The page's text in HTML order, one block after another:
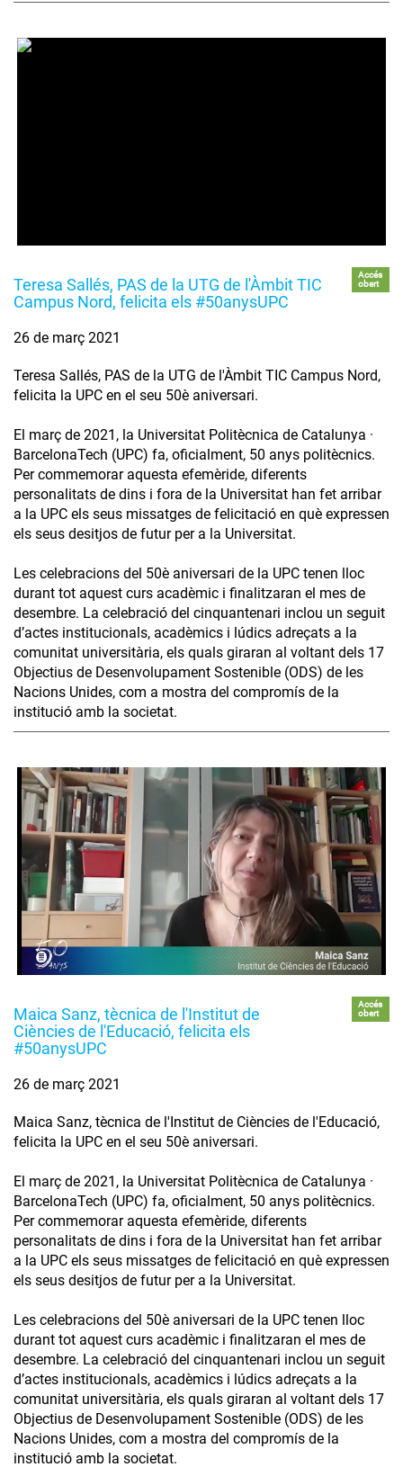
Teresa Sallés, PAS de la UTG de l'Àmbit TIC
Campus Nord, felicita els #50anysUPC
Accés
obert
26 de març 2021
Teresa Sallés, PAS de la UTG de l'Àmbit TIC Campus Nord,
felicita la UPC en el seu 50è aniversari.
El març de 2021, la Universitat Politècnica de Catalunya ·
BarcelonaTech (UPC) fa, oficialment, 50 anys politècnics.
Per commemorar aquesta efemèride, diferents
personalitats de dins i fora de la Universitat han fet arribar
a la UPC els seus missatges de felicitació en què expressen
els seus desitjos de futur per a la Universitat.
Les celebracions del 50è aniversari de la UPC tenen lloc
durant tot aquest curs acadèmic i finalitzaran el mes de
desembre. La celebració del cinquantenari inclou un seguit
d’actes institucionals, acadèmics i lúdics adreçats a la
comunitat universitària, els quals giraran al voltant dels 17
Objectius de Desenvolupament Sostenible (ODS) de les
Nacions Unides, com a mostra del compromís de la
institució amb la societat.
Maica Sanz, tècnica de l'Institut de
Ciències de l'Educació, felicita els
#50anysUPC
Accés
obert
26 de març 2021
Maica Sanz, tècnica de l'Institut de Ciències de l'Educació,
felicita la UPC en el seu 50è aniversari.
El març de 2021, la Universitat Politècnica de Catalunya ·
BarcelonaTech (UPC) fa, oficialment, 50 anys politècnics.
Per commemorar aquesta efemèride, diferents
personalitats de dins i fora de la Universitat han fet arribar
a la UPC els seus missatges de felicitació en què expressen
els seus desitjos de futur per a la Universitat.
Les celebracions del 50è aniversari de la UPC tenen lloc
durant tot aquest curs acadèmic i finalitzaran el mes de
desembre. La celebració del cinquantenari inclou un seguit
d’actes institucionals, acadèmics i lúdics adreçats a la
comunitat universitària, els quals giraran al voltant dels 17
Objectius de Desenvolupament Sostenible (ODS) de les
Nacions Unides, com a mostra del compromís de la
institució amb la societat.